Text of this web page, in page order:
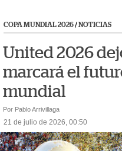
COPA MUNDIAL 2026/NOTICIAS
United 2026
marcará el
mundial
Por Pablo Arrivillaga
21 de julio de 2026, 00:50